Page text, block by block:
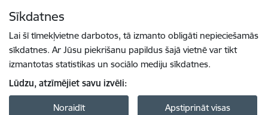
Sīkdatnes
Lai šī tīmekļvietne darbotos, tā izmanto obligāti nepieciešamās
sīkdatnes. Ar Jūsu piekrišanu papildus šajā vietnē var tikt
izmantotas statistikas un sociālo mediju sīkdatnes.
Lūdzu, atzīmējiet savu izvēli:
Noraidīt Apstiprināt visas